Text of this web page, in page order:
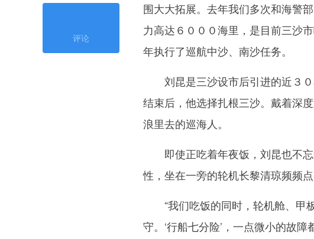
评论
围大大拓展。去年我们多次和海警
力高达６０００海里，是目前三沙
年执行了巡航中沙、南沙任务。
刘昆是三沙设市后引进的近３０
结束后，他选择扎根三沙。戴着深
浪里去的巡海人。
即使正吃着年夜饭，刘昆也不忘
性，坐在一旁的轮机长黎清琼频频点
“我们吃饭的同时，轮机舱、甲
守。‘行船七分险’，一点微小的故